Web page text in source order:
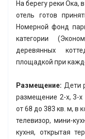
На берегу реки Ока,
отель готов
Номерной фонд
категории
деревянных
площадкой при
Размещение: Дети
размещение 2-х, 3-
от 68 до 383 кв. м, в
телевизор, мини-
кухня, открытая